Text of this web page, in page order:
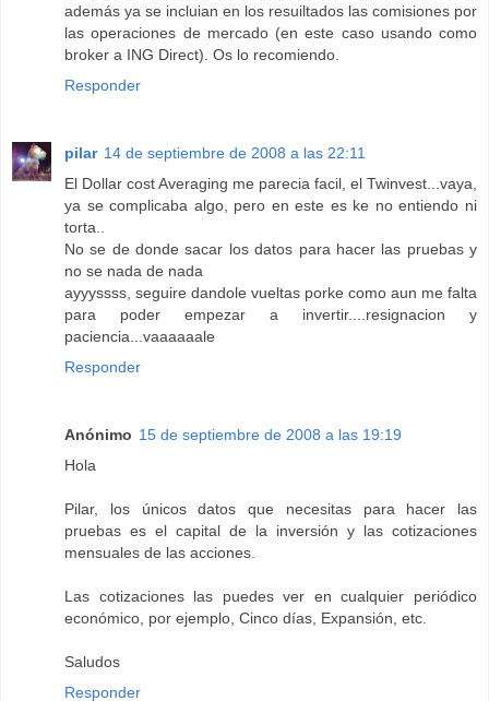
además ya se incluian en los resuiltados las comisiones por
las operaciones de mercado (en este caso usando como
broker a ING Direct). Os lo recomiendo.
Responder
pilar 14 de septiembre de 2008 a las 22:11
El Dollar cost Averaging me parecia facil, el Twinvest...vaya,
ya se complicaba algo, pero en este es ke no entiendo ni
torta..
No se de donde sacar los datos para hacer las pruebas y
no se nada de nada
ayyyssss, seguire dandole vueltas porke como aun me falta
para poder empezar a invertir....resignacion y
paciencia...vaaaaaale
Responder
Anónimo 15 de septiembre de 2008 a las 19:19
Hola
Pilar, los únicos datos que necesitas para hacer las
pruebas es el capital de la inversión y las cotizaciones
mensuales de las acciones.
Las cotizaciones las puedes ver en cualquier periódico
económico, por ejemplo, Cinco días, Expansión, etc.
Saludos
Responder